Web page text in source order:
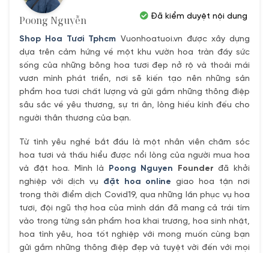
Poong Nguyễn
Shop Hoa Tươi Tphcm Vuonhoatuoi.vn được xây dựng
dựa trên cảm hứng về một khu vườn hoa tràn đầy sức
sống của những bông hoa tươi đẹp nở rộ và thoải mái
vươn mình phát triển, nơi sẽ kiến tạo nên những sản
phẩm hoa tươi chất lượng và gửi gắm những thông điệp
sâu sắc về yêu thương, sự tri ân, lòng hiếu kính đếu cho
người thân thương của bạn.
Từ tình yêu nghề bắt đầu là một nhân viên chăm sóc
hoa tươi và thấu hiểu được nổi lòng của người mua hoa
và đặt hoa. Mình là
Poong Nguyen Founder đã khởi
nghiệp với dịch vụ đặt hoa online giao hoa tận nơi
trong thời điểm dịch Covid19, qua những lần phục vụ hoa
tươi, đội ngũ thợ hoa của mình dần đã mang cả trái tím
vào trong từng sản phẩm hoa khai trương, hoa sinh nhật,
hoa tình yêu, hoa tốt nghiệp với mong muốn cùng bạn
gửi gắm những thông điệp đẹp và tuyệt vời đến với mọi
Đã kiểm duyệt nội dung